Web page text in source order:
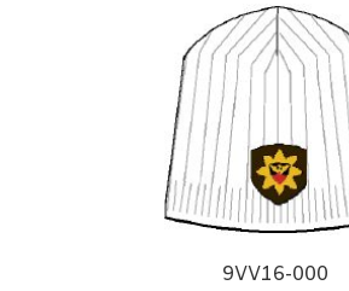
9VV16-000